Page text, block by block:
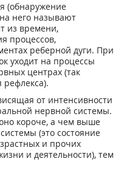
(обнаружение
него называют
из времени,
процессов,
реберной дуги. При
уходит на процессы
центрах (так
от интенсивности
нервной системы.
короче, а чем выше
(это состояние
и прочих
и деятельности), тем